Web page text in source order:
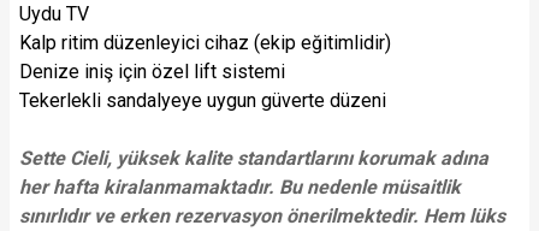
Uydu TV
Kalp ritim düzenleyici cihaz (ekip eğitimlidir)
Denize iniş için özel lift sistemi
Tekerlekli sandalyeye uygun güverte düzeni
Sette Cieli, yüksek kalite standartlarını korumak adına
her hafta kiralanmamaktadır. Bu nedenle müsaitlik
sınırlıdır ve erken rezervasyon önerilmektedir. Hem lüks